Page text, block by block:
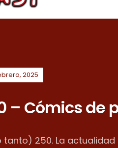
2025
– Cómics de
tanto) 250. La